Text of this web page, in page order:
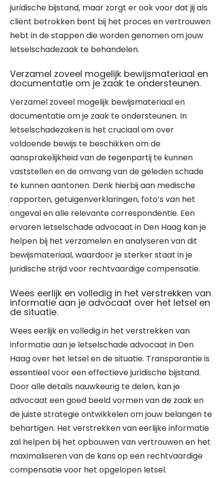
juridische bijstand, maar zorgt er ook voor dat jij als
cliënt betrokken bent bij het proces en vertrouwen
hebt in de stappen die worden genomen om jouw
letselschadezaak te behandelen.
Verzamel zoveel mogelijk bewijsmateriaal en
documentatie om je zaak te ondersteunen.
Verzamel zoveel mogelijk bewijsmateriaal en
documentatie om je zaak te ondersteunen. In
letselschadezaken is het cruciaal om over
voldoende bewijs te beschikken om de
aansprakelijkheid van de tegenpartij te kunnen
vaststellen en de omvang van de geleden schade
te kunnen aantonen. Denk hierbij aan medische
rapporten, getuigenverklaringen, foto’s van het
ongeval en alle relevante correspondentie. Een
ervaren letselschade advocaat in Den Haag kan je
helpen bij het verzamelen en analyseren van dit
bewijsmateriaal, waardoor je sterker staat in je
juridische strijd voor rechtvaardige compensatie.
Wees eerlijk en volledig in het verstrekken van
informatie aan je advocaat over het letsel en
de situatie.
Wees eerlijk en volledig in het verstrekken van
informatie aan je letselschade advocaat in Den
Haag over het letsel en de situatie. Transparantie is
essentieel voor een effectieve juridische bijstand.
Door alle details nauwkeurig te delen, kan je
advocaat een goed beeld vormen van de zaak en
de juiste strategie ontwikkelen om jouw belangen te
behartigen. Het verstrekken van eerlijke informatie
zal helpen bij het opbouwen van vertrouwen en het
maximaliseren van de kans op een rechtvaardige
compensatie voor het opgelopen letsel.